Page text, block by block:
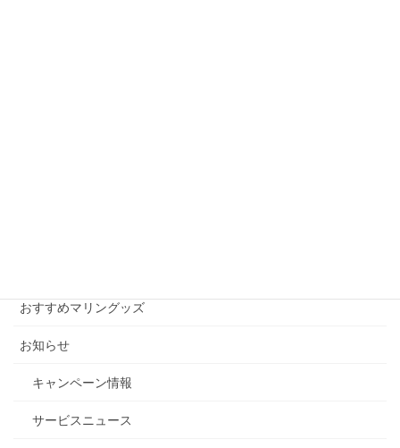
イおすすめマリングッズ
お知らせ
キャンペーン情報
サービスニュース